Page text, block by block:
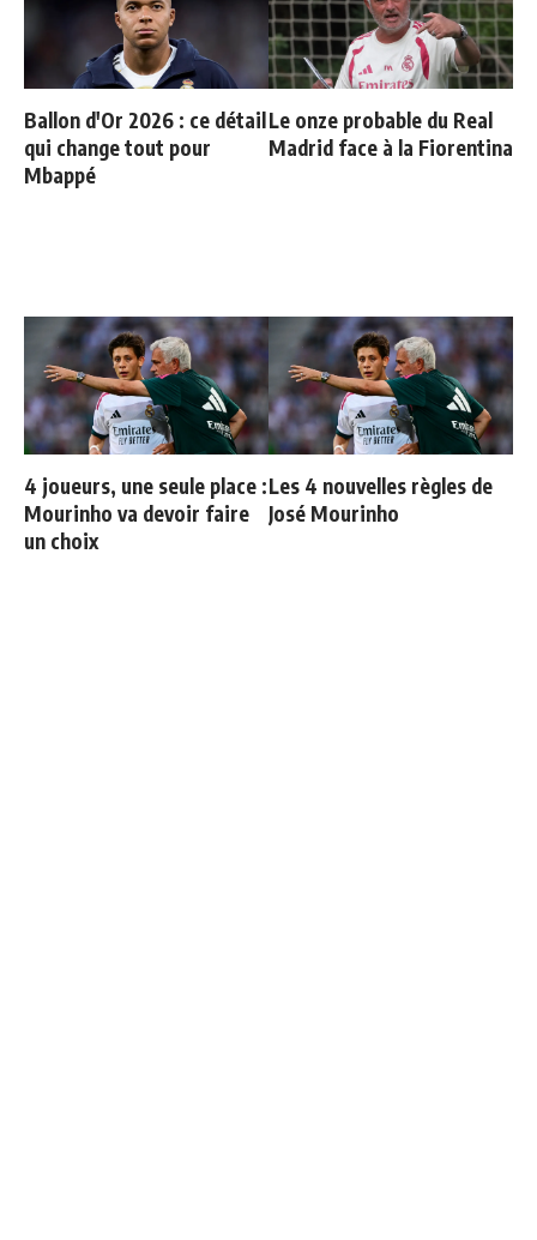
Ballon d'Or 2026 : ce détail
qui change tout pour
Mbappé
Le onze probable du Real
Madrid face à la Fiorentina
4 joueurs, une seule place :
Mourinho va devoir faire
un choix
Les 4 nouvelles règles de
José Mourinho